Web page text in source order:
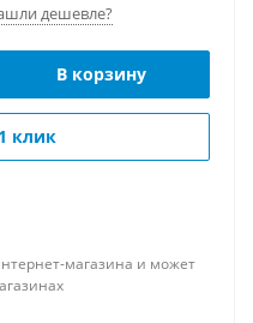
дешевле?
В корзину
клик
магазина и может